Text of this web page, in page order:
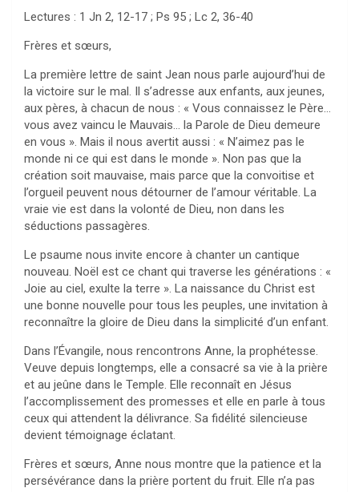
Lectures : 1 Jn 2, 12-17 ; Ps 95 ; Lc 2, 36-40
Frères et sœurs,
La première lettre de saint Jean nous parle aujourd’hui de
la victoire sur le mal. Il s’adresse aux enfants, aux jeunes,
aux pères, à chacun de nous : « Vous connaissez le Père…
vous avez vaincu le Mauvais… la Parole de Dieu demeure
en vous ». Mais il nous avertit aussi : « N’aimez pas le
monde ni ce qui est dans le monde ». Non pas que la
création soit mauvaise, mais parce que la convoitise et
l’orgueil peuvent nous détourner de l’amour véritable. La
vraie vie est dans la volonté de Dieu, non dans les
séductions passagères.
Le psaume nous invite encore à chanter un cantique
nouveau. Noël est ce chant qui traverse les générations : «
Joie au ciel, exulte la terre ». La naissance du Christ est
une bonne nouvelle pour tous les peuples, une invitation à
reconnaître la gloire de Dieu dans la simplicité d’un enfant.
Dans l’Évangile, nous rencontrons Anne, la prophétesse.
Veuve depuis longtemps, elle a consacré sa vie à la prière
et au jeûne dans le Temple. Elle reconnaît en Jésus
l’accomplissement des promesses et elle en parle à tous
ceux qui attendent la délivrance. Sa fidélité silencieuse
devient témoignage éclatant.
Frères et sœurs, Anne nous montre que la patience et la
persévérance dans la prière portent du fruit. Elle n’a pas